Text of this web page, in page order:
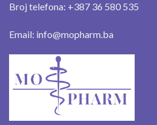
Broj telefona: +387 36 580 535
Email: info@mopharm.ba